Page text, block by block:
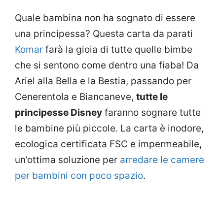
Quale bambina non ha sognato di essere
una principessa? Questa carta da parati
Komar farà la gioia di tutte quelle bimbe
che si sentono come dentro una fiaba! Da
Ariel alla Bella e la Bestia, passando per
Cenerentola e Biancaneve, tutte le
principesse Disney faranno sognare tutte
le bambine più piccole. La carta è inodore,
ecologica certificata FSC e impermeabile,
un’ottima soluzione per arredare le camere
per bambini con poco spazio.